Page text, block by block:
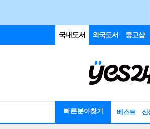
국내도서 외국도서 중고샵
빠른분야찾기 베스트 신